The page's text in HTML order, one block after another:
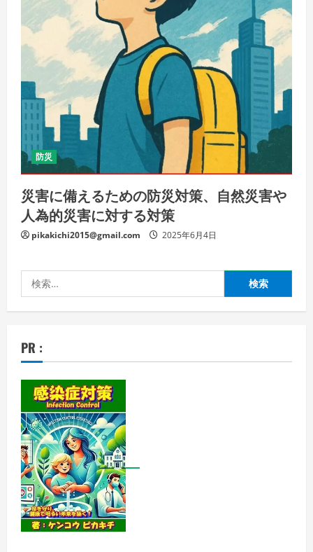
防災
災害に備えるための防災対策、自然災害や
人為的災害に対する対策
pikakichi2015@gmail.com 2025年6月4日
索:
PR :